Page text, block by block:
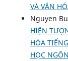
VÀ VĂN
Nguyen
HIỆN
HÓA
HỌC